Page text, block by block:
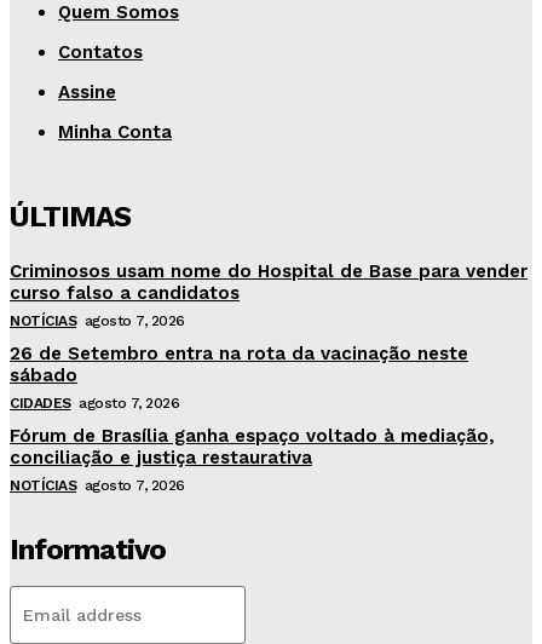
Quem Somos
Contatos
Assine
Minha Conta
ÚLTIMAS
Criminosos usam nome do Hospital de Base para vender
curso falso a candidatos
NOTÍCIAS agosto 7, 2026
26 de Setembro entra na rota da vacinação neste
sábado
CIDADES agosto 7, 2026
Fórum de Brasília ganha espaço voltado à mediação,
conciliação e justiça restaurativa
NOTÍCIAS agosto 7, 2026
Informativo